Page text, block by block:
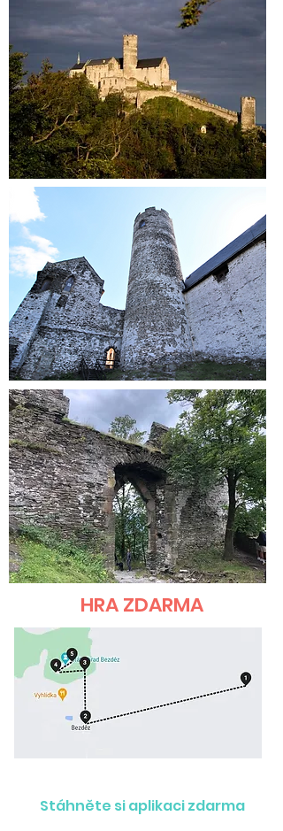
HRA ZDARMA
Stáhněte si aplikaci zdarma